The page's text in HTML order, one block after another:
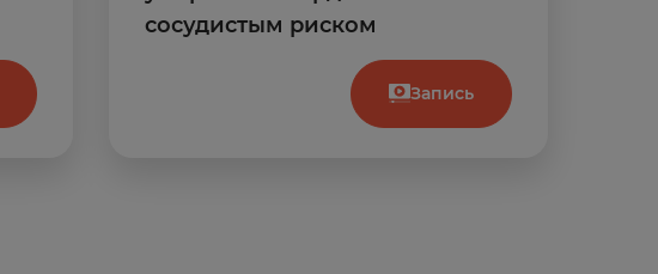
сосудистым риском
Запись